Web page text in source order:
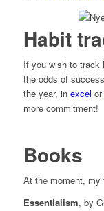
Habit
If you wish to track
the odds of
the year, in excel or
more commitment!
Books
At the moment, my
Essentialism, by